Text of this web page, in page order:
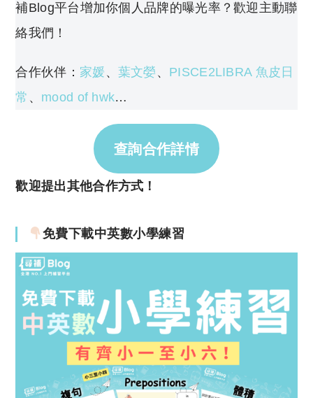
補Blog平台增加你個人品牌的曝光率？歡迎主動聯
絡我們！
合作伙伴： 家媛、 葉文嫈、 PISCE2LIBRA 魚皮日
常 、 mood of hwk…
查詢合作詳情
歡迎提出其他合作方式！
免費下載中英數小學練習